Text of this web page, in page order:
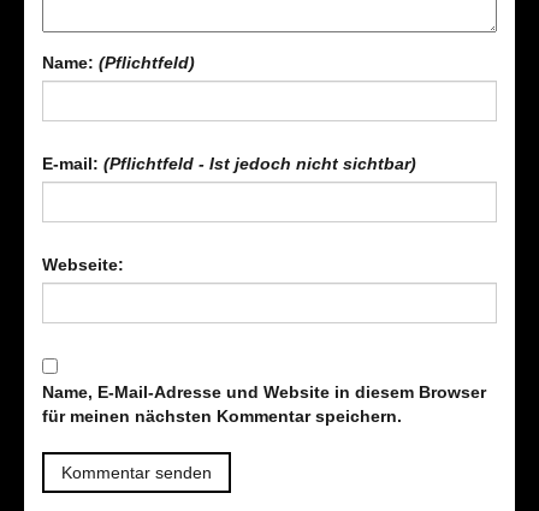
Name: (Pflichtfeld)
E-mail: (Pflichtfeld - Ist jedoch nicht sichtbar)
Webseite:
Name, E-Mail-Adresse und Website in diesem Browser
für meinen nächsten Kommentar speichern.